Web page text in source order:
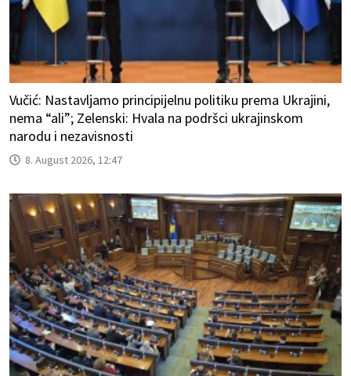
Vučić: Nastavljamo principijelnu politiku prema Ukrajini,
nema “ali”; Zelenski: Hvala na podršci ukrajinskom
narodu i nezavisnosti
8. August 2026, 12:47